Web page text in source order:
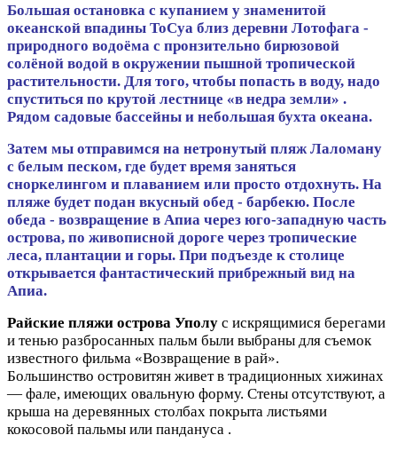
Большая остановка с купанием у знаменитой
океанской впадины ТоСуа близ деревни Лотофага -
природного водоёма с пронзительно бирюзовой
солёной водой в окружении пышной тропической
растительности. Для того, чтобы попасть в воду, надо
спуститься по крутой лестнице «в недра земли» .
Рядом садовые бассейны и небольшая бухта океана.
Затем мы отправимся на нетронутый пляж Лаломану
с белым песком, где будет время заняться
сноркелингом и плаванием или просто отдохнуть. На
пляже будет подан вкусный обед - барбекю. После
обеда - возвращение в Апиа через юго-западную часть
острова, по живописной дороге через тропические
леса, плантации и горы. При подъезде к столице
открывается фантастический прибрежный вид на
Апиа.
Райские пляжи острова Уполу с искрящимися берегами
и тенью разбросанных пальм были выбраны для съемок
известного фильма «Возвращение в рай».
Большинство островитян живет в традиционных хижинах
— фале, имеющих овальную форму. Стены отсутствуют, а
крыша на деревянных столбах покрыта листьями
кокосовой пальмы или пандануса .